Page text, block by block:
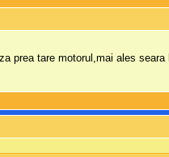
prea tare motorul,mai ales